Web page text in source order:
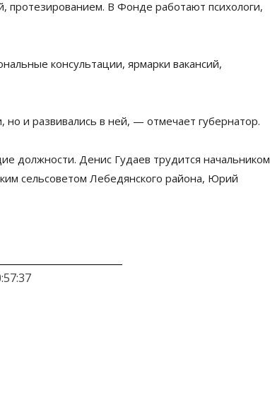
протезированием. В Фонде работают психологи,
консультации, ярмарки вакансий,
но и развивались в ней, — отмечает губернатор.
должности. Денис Гудаев трудится начальником
сельсоветом Лебедянского района, Юрий